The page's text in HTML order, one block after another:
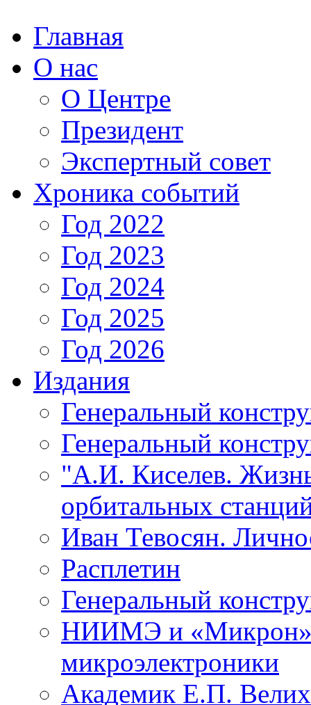
Главная
О нас
О Центре
Президент
Экспертный совет
Хроника событий
Год 2022
Год 2023
Год 2024
Год 2025
Год 2026
Издания
Генеральный
Генеральный
"А.И. Киселев.
орбитальных
Иван Тевосян.
Расплетин
Генеральный
НИИМЭ и «Микрон»
микроэлектроники
Академик Е.П.